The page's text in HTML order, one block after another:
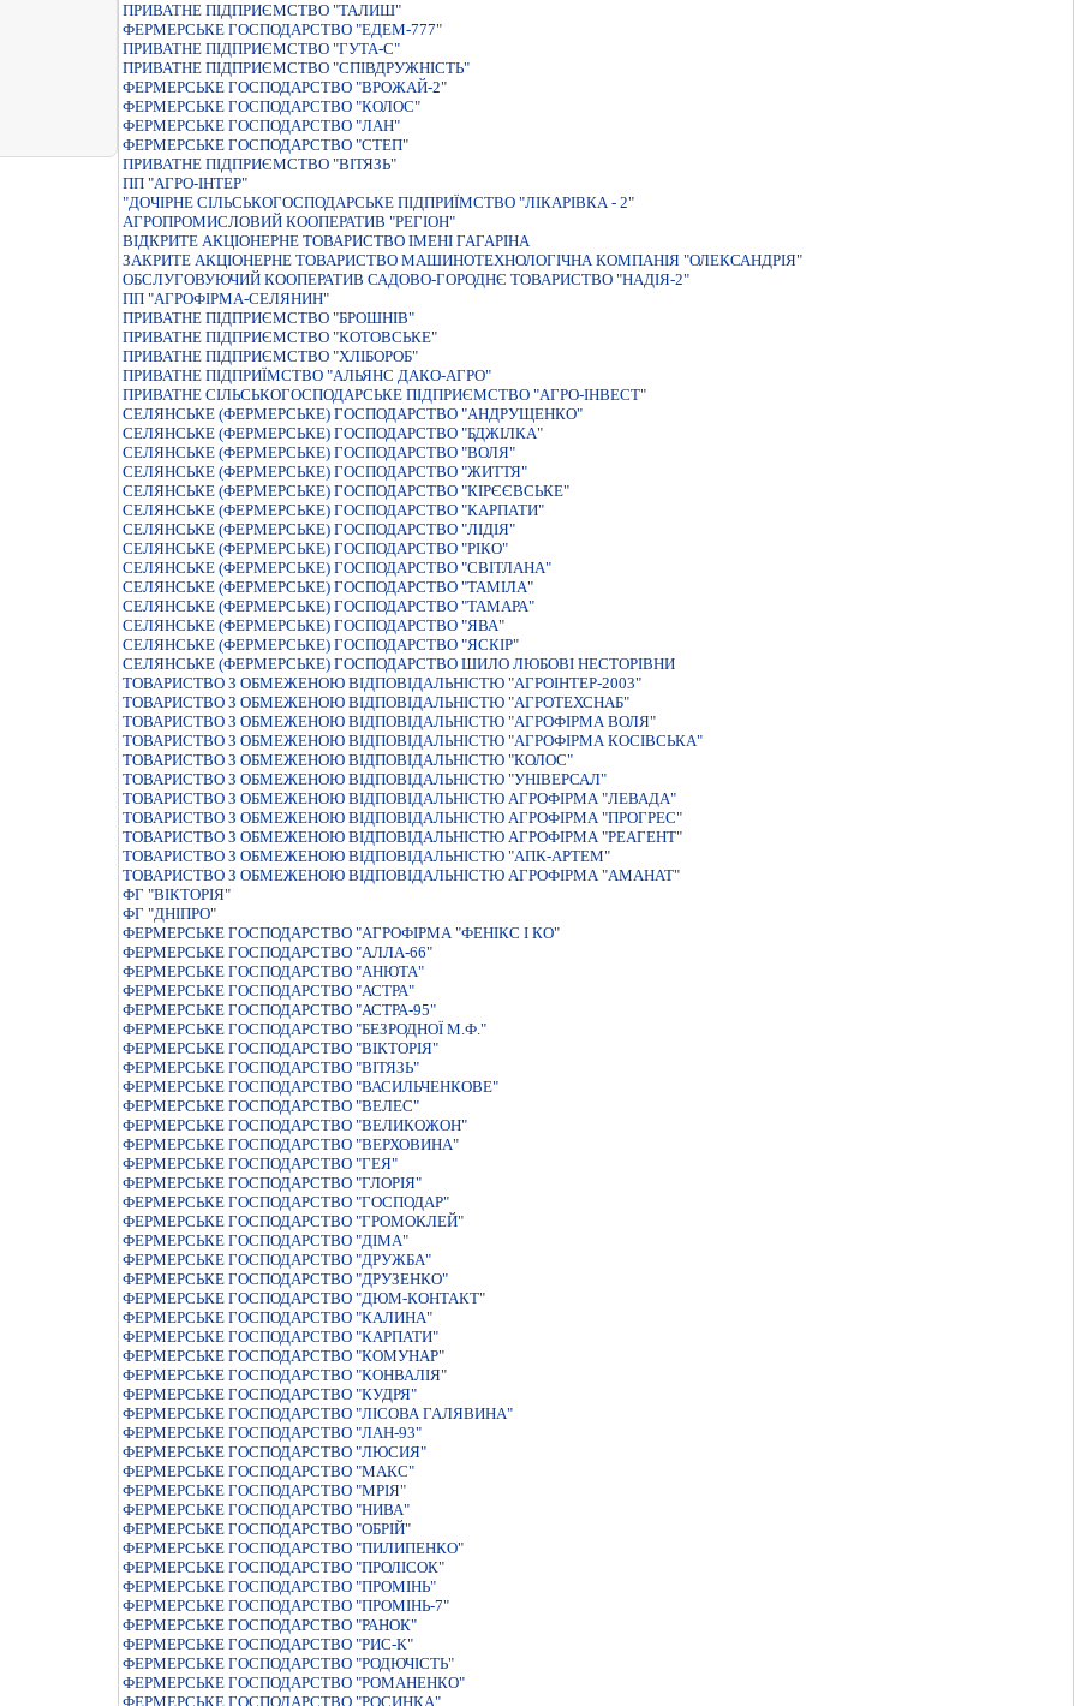
ПРИВАТНЕ ПIДПРИЄМСТВО "ТАЛИШ"
ФЕРМЕРСЬКЕ ГОСПОДАРСТВО "ЕДЕМ-777"
ПРИВАТНЕ ПІДПРИЄМСТВО "ГУТА-С"
ПРИВАТНЕ ПІДПРИЄМСТВО "СПІВДРУЖНІСТЬ"
ФЕРМЕРСЬКЕ ГОСПОДАРСТВО "ВРОЖАЙ-2"
ФЕРМЕРСЬКЕ ГОСПОДАРСТВО "КОЛОС"
ФЕРМЕРСЬКЕ ГОСПОДАРСТВО "ЛАН"
ФЕРМЕРСЬКЕ ГОСПОДАРСТВО "СТЕП"
ПРИВАТНЕ ПIДПРИЄМСТВО "ВIТЯЗЬ"
ПП "АГРО-ІНТЕР"
"ДОЧIРНЕ СIЛЬСЬКОГОСПОДАРСЬКЕ ПIДПРИЇМСТВО "ЛIКАРIВКА - 2"
АГРОПРОМИСЛОВИЙ КООПЕРАТИВ "РЕГIОН"
ВIДКРИТЕ АКЦIОНЕРНЕ ТОВАРИСТВО IМЕНI ГАГАРIНА
ЗАКРИТЕ АКЦIОНЕРНЕ ТОВАРИСТВО МАШИНОТЕХНОЛОГIЧНА КОМПАНIЯ "ОЛЕКСАНДРIЯ"
ОБСЛУГОВУЮЧИЙ КООПЕРАТИВ САДОВО-ГОРОДНЄ ТОВАРИСТВО "НАДІЯ-2"
ПП "АГРОФІРМА-СЕЛЯНИН"
ПРИВАТНЕ ПIДПРИЄМСТВО "БРОШНIВ"
ПРИВАТНЕ ПIДПРИЄМСТВО "КОТОВСЬКЕ"
ПРИВАТНЕ ПIДПРИЄМСТВО "ХЛIБОРОБ"
ПРИВАТНЕ ПIДПРИЇМСТВО "АЛЬЯНС ДАКО-АГРО"
ПРИВАТНЕ СІЛЬСЬКОГОСПОДАРСЬКЕ ПІДПРИЄМСТВО "АГРО-ІНВЕСТ"
СЕЛЯНСЬКЕ (ФЕРМЕРСЬКЕ) ГОСПОДАРСТВО "АНДРУЩЕНКО"
СЕЛЯНСЬКЕ (ФЕРМЕРСЬКЕ) ГОСПОДАРСТВО "БДЖIЛКА"
СЕЛЯНСЬКЕ (ФЕРМЕРСЬКЕ) ГОСПОДАРСТВО "ВОЛЯ"
СЕЛЯНСЬКЕ (ФЕРМЕРСЬКЕ) ГОСПОДАРСТВО "ЖИТТЯ"
СЕЛЯНСЬКЕ (ФЕРМЕРСЬКЕ) ГОСПОДАРСТВО "КIРЄЄВСЬКЕ"
СЕЛЯНСЬКЕ (ФЕРМЕРСЬКЕ) ГОСПОДАРСТВО "КАРПАТИ"
СЕЛЯНСЬКЕ (ФЕРМЕРСЬКЕ) ГОСПОДАРСТВО "ЛIДIЯ"
СЕЛЯНСЬКЕ (ФЕРМЕРСЬКЕ) ГОСПОДАРСТВО "РIКО"
СЕЛЯНСЬКЕ (ФЕРМЕРСЬКЕ) ГОСПОДАРСТВО "СВIТЛАНА"
СЕЛЯНСЬКЕ (ФЕРМЕРСЬКЕ) ГОСПОДАРСТВО "ТАМIЛА"
СЕЛЯНСЬКЕ (ФЕРМЕРСЬКЕ) ГОСПОДАРСТВО "ТАМАРА"
СЕЛЯНСЬКЕ (ФЕРМЕРСЬКЕ) ГОСПОДАРСТВО "ЯВА"
СЕЛЯНСЬКЕ (ФЕРМЕРСЬКЕ) ГОСПОДАРСТВО "ЯСКIР"
СЕЛЯНСЬКЕ (ФЕРМЕРСЬКЕ) ГОСПОДАРСТВО ШИЛО ЛЮБОВI НЕСТОРIВНИ
ТОВАРИСТВО З ОБМЕЖЕНОЮ ВIДПОВIДАЛЬНIСТЮ "АГРОIНТЕР-2003"
ТОВАРИСТВО З ОБМЕЖЕНОЮ ВIДПОВIДАЛЬНIСТЮ "АГРОТЕХСНАБ"
ТОВАРИСТВО З ОБМЕЖЕНОЮ ВIДПОВIДАЛЬНIСТЮ "АГРОФIРМА ВОЛЯ"
ТОВАРИСТВО З ОБМЕЖЕНОЮ ВIДПОВIДАЛЬНIСТЮ "АГРОФIРМА КОСIВСЬКА"
ТОВАРИСТВО З ОБМЕЖЕНОЮ ВIДПОВIДАЛЬНIСТЮ "КОЛОС"
ТОВАРИСТВО З ОБМЕЖЕНОЮ ВIДПОВIДАЛЬНIСТЮ "УНIВЕРСАЛ"
ТОВАРИСТВО З ОБМЕЖЕНОЮ ВIДПОВIДАЛЬНIСТЮ АГРОФIРМА "ЛЕВАДА"
ТОВАРИСТВО З ОБМЕЖЕНОЮ ВIДПОВIДАЛЬНIСТЮ АГРОФIРМА "ПРОГРЕС"
ТОВАРИСТВО З ОБМЕЖЕНОЮ ВIДПОВIДАЛЬНIСТЮ АГРОФIРМА "РЕАГЕНТ"
ТОВАРИСТВО З ОБМЕЖЕНОЮ ВІДПОВІДАЛЬНІСТЮ "АПК-АРТЕМ"
ТОВАРИСТВО З ОБМЕЖЕНОЮ ВІДПОВІДАЛЬНІСТЮ АГРОФІРМА "АМАНАТ"
ФГ "ВІКТОРІЯ"
ФГ "ДНІПРО"
ФЕРМЕРСЬКЕ ГОСПОДАРСТВО "АГРОФIРМА "ФЕНIКС I КО"
ФЕРМЕРСЬКЕ ГОСПОДАРСТВО "АЛЛА-66"
ФЕРМЕРСЬКЕ ГОСПОДАРСТВО "АНЮТА"
ФЕРМЕРСЬКЕ ГОСПОДАРСТВО "АСТРА"
ФЕРМЕРСЬКЕ ГОСПОДАРСТВО "АСТРА-95"
ФЕРМЕРСЬКЕ ГОСПОДАРСТВО "БЕЗРОДНОЇ М.Ф."
ФЕРМЕРСЬКЕ ГОСПОДАРСТВО "ВIКТОРIЯ"
ФЕРМЕРСЬКЕ ГОСПОДАРСТВО "ВIТЯЗЬ"
ФЕРМЕРСЬКЕ ГОСПОДАРСТВО "ВАСИЛЬЧЕНКОВЕ"
ФЕРМЕРСЬКЕ ГОСПОДАРСТВО "ВЕЛЕС"
ФЕРМЕРСЬКЕ ГОСПОДАРСТВО "ВЕЛИКОЖОН"
ФЕРМЕРСЬКЕ ГОСПОДАРСТВО "ВЕРХОВИНА"
ФЕРМЕРСЬКЕ ГОСПОДАРСТВО "ГЕЯ"
ФЕРМЕРСЬКЕ ГОСПОДАРСТВО "ГЛОРIЯ"
ФЕРМЕРСЬКЕ ГОСПОДАРСТВО "ГОСПОДАР"
ФЕРМЕРСЬКЕ ГОСПОДАРСТВО "ГРОМОКЛЕЙ"
ФЕРМЕРСЬКЕ ГОСПОДАРСТВО "ДIМА"
ФЕРМЕРСЬКЕ ГОСПОДАРСТВО "ДРУЖБА"
ФЕРМЕРСЬКЕ ГОСПОДАРСТВО "ДРУЗЕНКО"
ФЕРМЕРСЬКЕ ГОСПОДАРСТВО "ДЮМ-КОНТАКТ"
ФЕРМЕРСЬКЕ ГОСПОДАРСТВО "КАЛИНА"
ФЕРМЕРСЬКЕ ГОСПОДАРСТВО "КАРПАТИ"
ФЕРМЕРСЬКЕ ГОСПОДАРСТВО "КОМУНАР"
ФЕРМЕРСЬКЕ ГОСПОДАРСТВО "КОНВАЛIЯ"
ФЕРМЕРСЬКЕ ГОСПОДАРСТВО "КУДРЯ"
ФЕРМЕРСЬКЕ ГОСПОДАРСТВО "ЛIСОВА ГАЛЯВИНА"
ФЕРМЕРСЬКЕ ГОСПОДАРСТВО "ЛАН-93"
ФЕРМЕРСЬКЕ ГОСПОДАРСТВО "ЛЮСИЯ"
ФЕРМЕРСЬКЕ ГОСПОДАРСТВО "МАКС"
ФЕРМЕРСЬКЕ ГОСПОДАРСТВО "МРIЯ"
ФЕРМЕРСЬКЕ ГОСПОДАРСТВО "НИВА"
ФЕРМЕРСЬКЕ ГОСПОДАРСТВО "ОБРIЙ"
ФЕРМЕРСЬКЕ ГОСПОДАРСТВО "ПИЛИПЕНКО"
ФЕРМЕРСЬКЕ ГОСПОДАРСТВО "ПРОЛIСОК"
ФЕРМЕРСЬКЕ ГОСПОДАРСТВО "ПРОМIНЬ"
ФЕРМЕРСЬКЕ ГОСПОДАРСТВО "ПРОМIНЬ-7"
ФЕРМЕРСЬКЕ ГОСПОДАРСТВО "РАНОК"
ФЕРМЕРСЬКЕ ГОСПОДАРСТВО "РИС-К"
ФЕРМЕРСЬКЕ ГОСПОДАРСТВО "РОДЮЧIСТЬ"
ФЕРМЕРСЬКЕ ГОСПОДАРСТВО "РОМАНЕНКО"
ФЕРМЕРСЬКЕ ГОСПОДАРСТВО "РОСИНКА"